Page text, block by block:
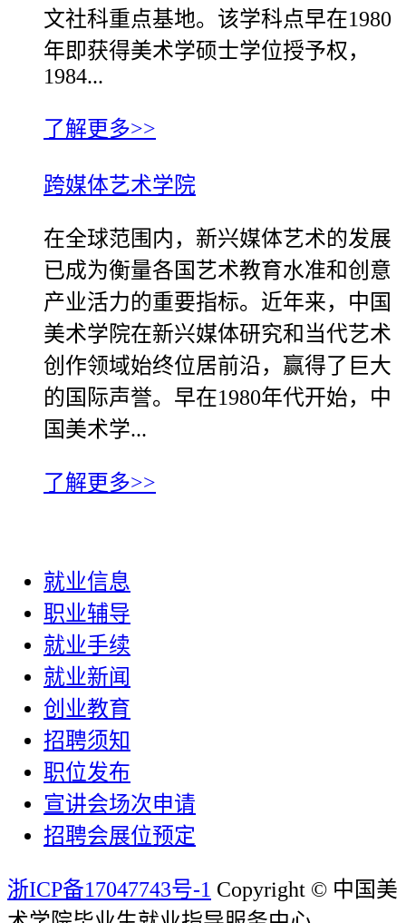
文社科重点基地。该学科点早在1980
年即获得美术学硕士学位授予权，
1984...
了解更多>>
跨媒体艺术学院
在全球范围内，新兴媒体艺术的发展
已成为衡量各国艺术教育水准和创意
产业活力的重要指标。近年来，中国
美术学院在新兴媒体研究和当代艺术
创作领域始终位居前沿，赢得了巨大
的国际声誉。早在1980年代开始，中
国美术学...
了解更多>>
就业信息
职业辅导
就业手续
就业新闻
创业教育
招聘须知
职位发布
宣讲会场次申请
招聘会展位预定
浙ICP备17047743号-1 Copyright © 中国美